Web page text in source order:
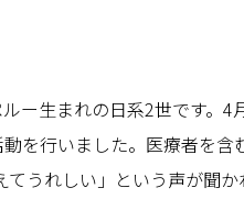
ー生まれの日系2世です。
を行いました。医療者を
うれしい」という声が聞